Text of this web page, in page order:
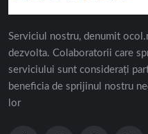
Serviciul nostru, denumit
dezvolta. Colaboratorii care
serviciului sunt considerați
beneficia de sprijinul nostru
lor